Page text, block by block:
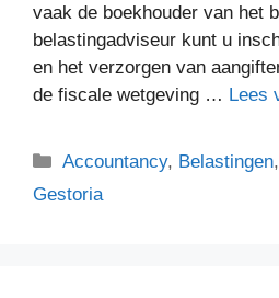
vaak de boekhouder van het
belastingadviseur kunt u
en het verzorgen van
de fiscale wetgeving … Lees
Categorieën
Accountancy, Belastingen,
Gestoria